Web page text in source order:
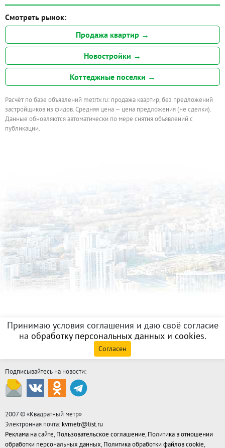
Смотреть рынок:
Продажа квартир →
Новостройки →
Коттеджные поселки →
Расчёт по базе объявлений metrtv.ru: продажа квартир, без предложений
застройщиков из фидов. Средняя цена — цена предложения (не сделки).
Данные обновляются автоматически по мере снятия объявлений с
публикации.
Принимаю условия соглашения и даю своё согласие
на обработку персональных данных и cookies.
Согласен
Подписывайтесь на новости:
2007 © «Квадратный метр»
Электронная почта: kvmetr@list.ru
Реклама на сайте, Пользовательское соглашение, Политика в отношении
обработки персональных данных, Политика обработки файлов cookie,